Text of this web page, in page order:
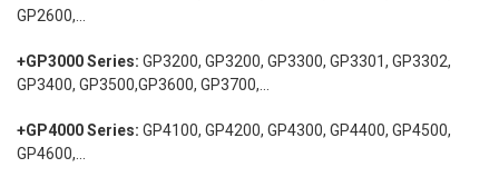
GP2600,...
+GP3000 Series: GP3200, GP3200, GP3300, GP3301, GP3302,
GP3400, GP3500,GP3600, GP3700,...
+GP4000 Series: GP4100, GP4200, GP4300, GP4400, GP4500,
GP4600,...